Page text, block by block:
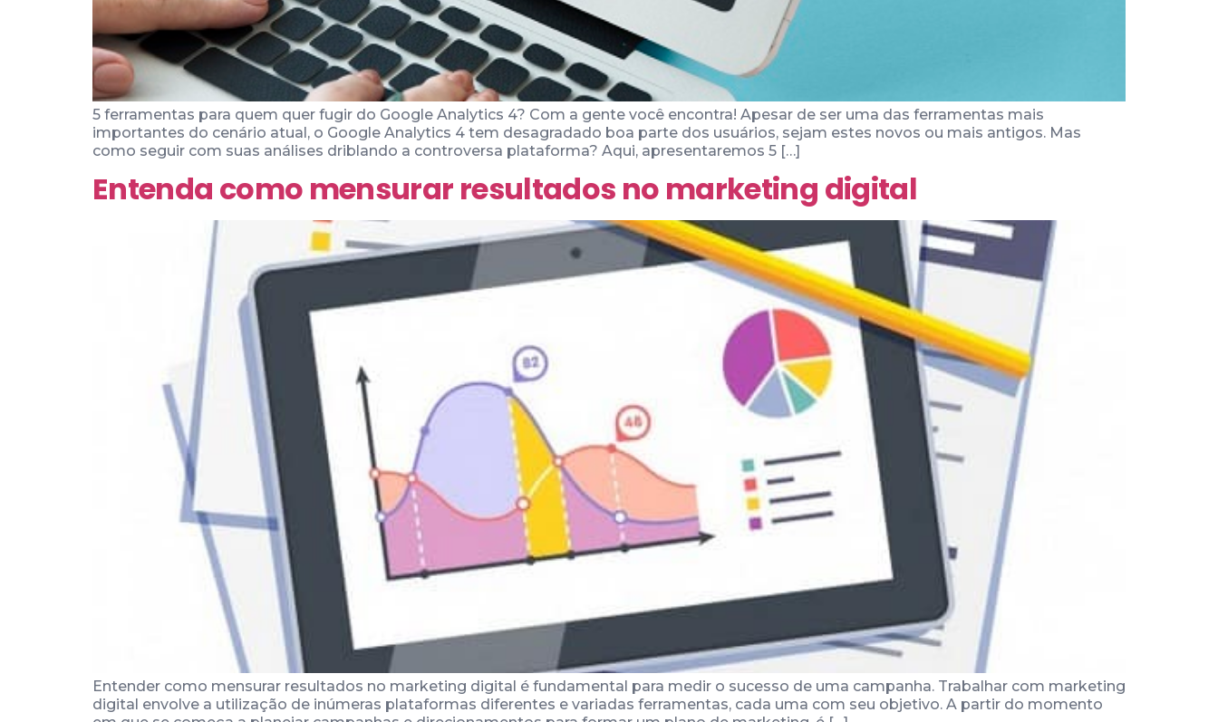
5 ferramentas para quem quer fugir do Google Analytics 4? Com a gente você encontra! Apesar de ser uma das ferramentas mais
importantes do cenário atual, o Google Analytics 4 tem desagradado boa parte dos usuários, sejam estes novos ou mais antigos. Mas
como seguir com suas análises driblando a controversa plataforma? Aqui, apresentaremos 5 […]
Entenda como mensurar resultados no marketing digital
Entender como mensurar resultados no marketing digital é fundamental para medir o sucesso de uma campanha. Trabalhar com marketing
digital envolve a utilização de inúmeras plataformas diferentes e variadas ferramentas, cada uma com seu objetivo. A partir do momento